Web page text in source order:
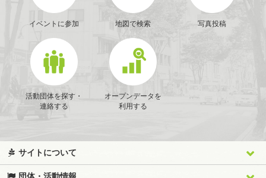
イベントに参加 地図で検索 写真投稿
活動団体を探す・
連絡する
オープンデータを
利用する
サイトについて